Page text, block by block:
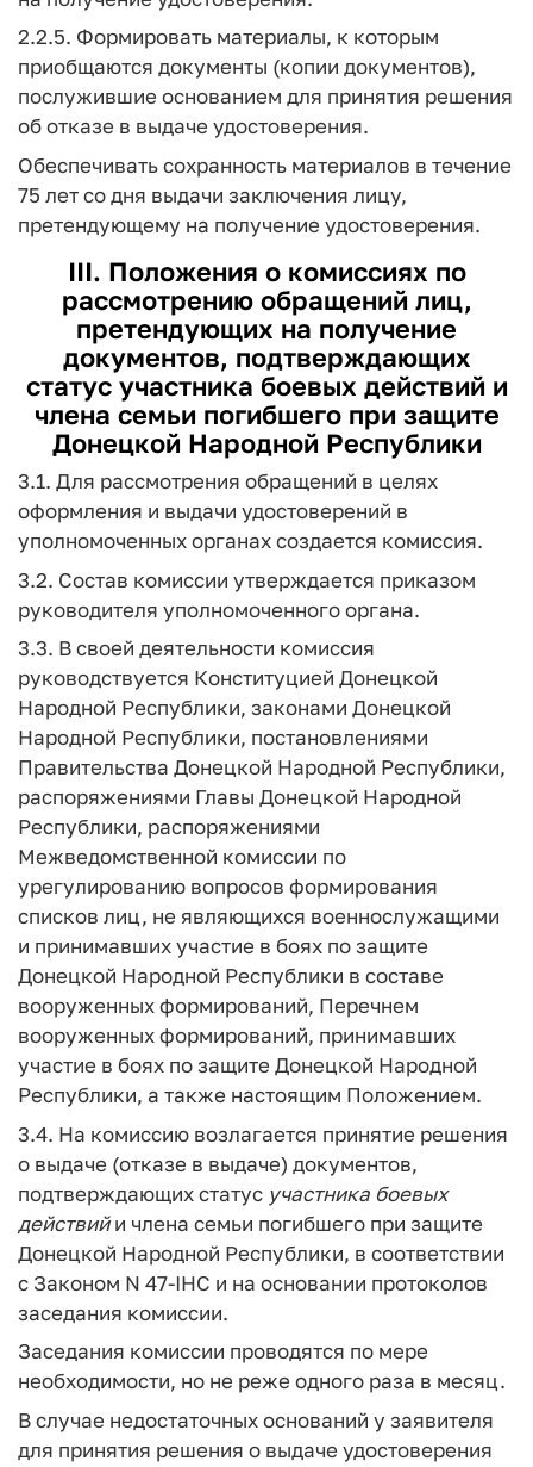
2.2.5. Формировать материалы, к которым
приобщаются документы (копии документов),
послужившие основанием для принятия решения
об отказе в выдаче удостоверения.
Обеспечивать сохранность материалов в течение
75 лет со дня выдачи заключения лицу,
претендующему на получение удостоверения.
III. Положения о комиссиях по
рассмотрению обращений лиц,
претендующих на получение
документов, подтверждающих
статус участника боевых действий и
члена семьи погибшего при защите
Донецкой Народной Республики
3.1. Для рассмотрения обращений в целях
оформления и выдачи удостоверений в
уполномоченных органах создается комиссия.
3.2. Состав комиссии утверждается приказом
руководителя уполномоченного органа.
3.3. В своей деятельности комиссия
руководствуется Конституцией Донецкой
Народной Республики, законами Донецкой
Народной Республики, постановлениями
Правительства Донецкой Народной Республики,
распоряжениями Главы Донецкой Народной
Республики, распоряжениями
Межведомственной комиссии по
урегулированию вопросов формирования
списков лиц, не являющихся военнослужащими
и принимавших участие в боях по защите
Донецкой Народной Республики в составе
вооруженных формирований, Перечнем
вооруженных формирований, принимавших
участие в боях по защите Донецкой Народной
Республики, а также настоящим Положением.
3.4. На комиссию возлагается принятие решения
о выдаче (отказе в выдаче) документов,
подтверждающих статус участника боевых
действийи члена семьи погибшего при защите
Донецкой Народной Республики, в соответствии
с Законом N 47-IHC и на основании протоколов
заседания комиссии.
Заседания комиссии проводятся по мере
необходимости, но не реже одного раза в месяц.
В случае недостаточных оснований у заявителя
для принятия решения о выдаче удостоверения